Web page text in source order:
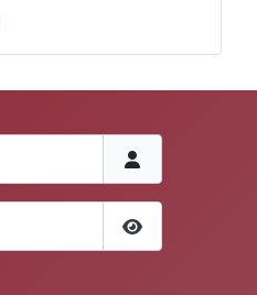
Passwort